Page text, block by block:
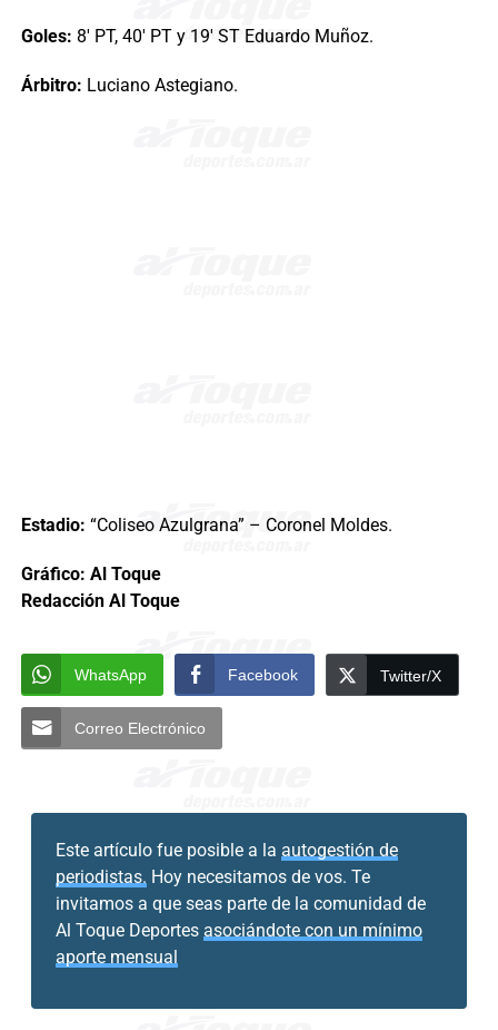
Goles: 8′ PT, 40′ PT y 19′ ST Eduardo Muñoz.
Árbitro: Luciano Astegiano.
Estadio: “Coliseo Azulgrana” – Coronel Moldes.
Gráfico: Al Toque
Redacción Al Toque
WhatsApp Facebook Twitter/X
Correo Electrónico
Este artículo fue posible a la autogestión de
periodistas. Hoy necesitamos de vos. Te
invitamos a que seas parte de la comunidad de
Al Toque Deportes asociándote con un mínimo
aporte mensual